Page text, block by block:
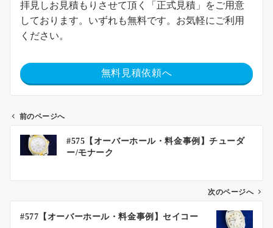
拝見しお見積もりさせて頂く「正式見積」をご用意
しております。いずれも無料です。お気軽にご利用
ください。
無料見積依頼へ
前のページへ
#575【オーバーホール・料金事例】チューダ
ー/モナーク
次のページへ
#577【オーバーホール・料金事例】セイコー